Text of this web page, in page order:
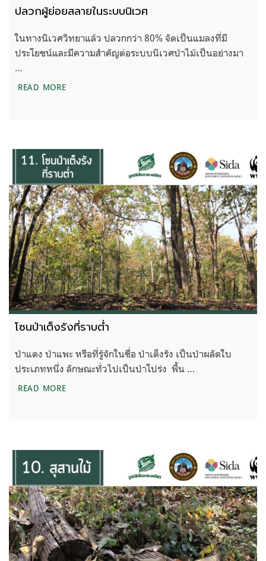
ปลวกผู้ย่อยสลายในระบบนิเวศ
ในทางนิเวศวิทยาแล้ว ปลวกกว่า 80% จัดเป็นแมลงที่มี
ประโยชน์และมีความสำคัญต่อระบบนิเวศป่าไม้เป็นอย่างมา
…
READ MOREปลวกผู้ย่อยสลายในระบบนิเวศ
โซนป่าเต็งรังที่ราบต่ำ
ป่าแดง ป่าแพะ หรือที่รู้จักในชื่อ ป่าเต็งรัง เป็นป่าผลัดใบ
ประเภทหนึ่ง ลักษณะทั่วไปเป็นป่าโปร่ง พื้น …
READ MOREโซนป่าเต็งรังที่ราบต่ำ